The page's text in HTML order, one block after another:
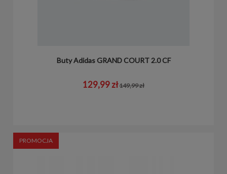
Buty Adidas GRAND COURT 2.0 CF
129,99 zł149,99 zł
PROMOCJA